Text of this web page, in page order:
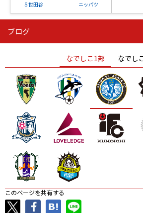
Ｓ世田谷 ニッパツ
ニッパツ
ニッパツ 名古屋 静岡
ブログ
なでしこ1部 なでし
このページを共有する